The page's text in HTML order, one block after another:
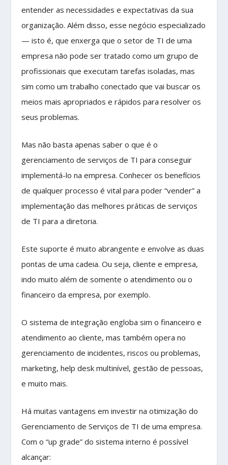
entender as necessidades e expectativas da sua
organização. Além disso, esse negócio especializado
— isto é, que enxerga que o setor de TI de uma
empresa não pode ser tratado como um grupo de
profissionais que executam tarefas isoladas, mas
sim como um trabalho conectado que vai buscar os
meios mais apropriados e rápidos para resolver os
seus problemas.
Mas não basta apenas saber o que é o
gerenciamento de serviços de TI para conseguir
implementá-lo na empresa. Conhecer os benefícios
de qualquer processo é vital para poder “vender” a
implementação das melhores práticas de serviços
de TI para a diretoria.
Este suporte é muito abrangente e envolve as duas
pontas de uma cadeia. Ou seja, cliente e empresa,
indo muito além de somente o atendimento ou o
financeiro da empresa, por exemplo.
O sistema de integração engloba sim o financeiro e
atendimento ao cliente, mas também opera no
gerenciamento de incidentes, riscos ou problemas,
marketing, help desk multinível, gestão de pessoas,
e muito mais.
Há muitas vantagens em investir na otimização do
Gerenciamento de Serviços de TI de uma empresa.
Com o “up grade” do sistema interno é possível
alcançar: